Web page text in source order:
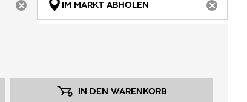
ARTIKEL NICHT VERFÜGBAR
IM MARKT ABHOLEN
IN DEN WARENKORB